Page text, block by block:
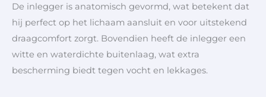
De inlegger is anatomisch gevormd, wat betekent dat
hij perfect op het lichaam aansluit en voor uitstekend
draagcomfort zorgt. Bovendien heeft de inlegger een
witte en waterdichte buitenlaag, wat extra
bescherming biedt tegen vocht en lekkages.